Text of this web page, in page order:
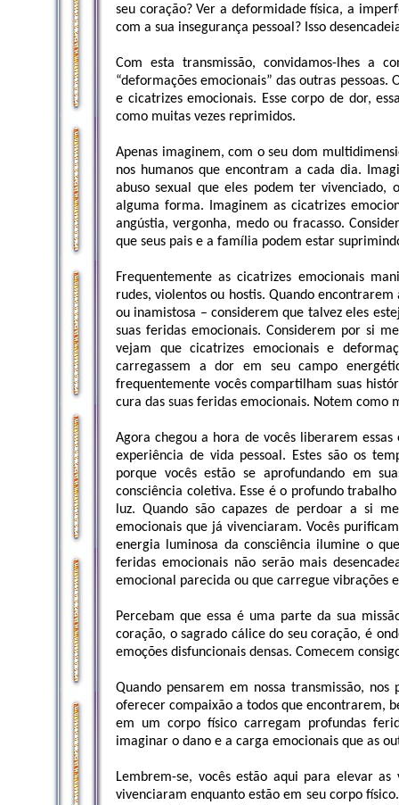
seu coração? Ver a deformidade física, a
com a sua insegurança pessoal? Isso
Com esta transmissão, convidamos-lhes a
“deformações emocionais” das outras
e cicatrizes emocionais. Esse corpo de dor,
como muitas vezes reprimidos.
Apenas imaginem, com o seu dom
nos humanos que encontram a cada dia.
abuso sexual que eles podem ter vivenciado,
alguma forma. Imaginem as cicatrizes
angústia, vergonha, medo ou fracasso.
que seus pais e a família podem estar
Frequentemente as cicatrizes emocionais
rudes, violentos ou hostis. Quando
ou inamistosa – considerem que talvez eles
suas feridas emocionais. Considerem por si
vejam que cicatrizes emocionais e
carregassem a dor em seu campo
frequentemente vocês compartilham suas
cura das suas feridas emocionais. Notem como
Agora chegou a hora de vocês liberarem
experiência de vida pessoal. Estes são os
porque vocês estão se aprofundando em
consciência coletiva. Esse é o profundo
luz. Quando são capazes de perdoar a si
emocionais que já vivenciaram. Vocês
energia luminosa da consciência ilumine o
feridas emocionais não serão mais
emocional parecida ou que carregue vibrações
Percebam que essa é uma parte da sua
coração, o sagrado cálice do seu coração, é
emoções disfuncionais densas. Comecem
Quando pensarem em nossa transmissão,
oferecer compaixão a todos que encontrarem,
em um corpo físico carregam profundas
imaginar o dano e a carga emocionais que as
Lembrem-se, vocês estão aqui para elevar
vivenciaram enquanto estão em seu corpo